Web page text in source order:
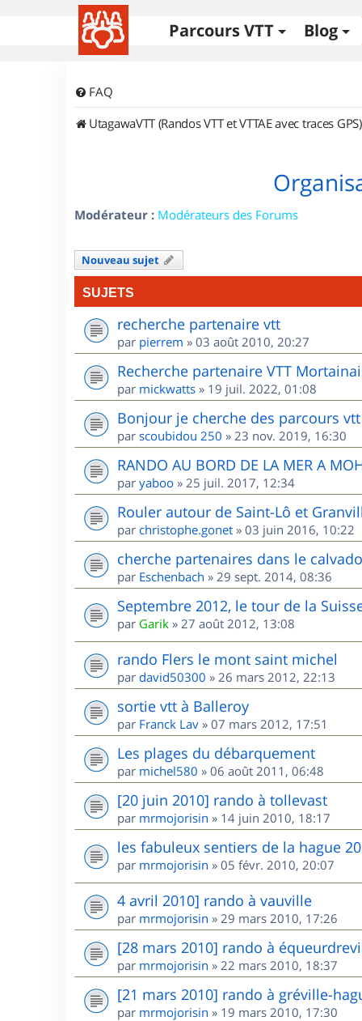
Parcours VTT Blog
FAQ
UtagawaVTT (Randos VTT et VTTAE avec traces GPS)
Modérateur : Modérateurs des Forums
Nouveau sujet
SUJETS
recherche partenaire vtt
par pierrem » 03 août 2010, 20:27
Recherche partenaire VTT
par mickwatts » 19 juil. 2022, 01:08
Bonjour je cherche des parcours
par scoubidou 250 » 23 nov. 2019, 16:30
RANDO AU BORD DE LA MER A
par yaboo » 25 juil. 2017, 12:34
Rouler autour de Saint-Lô et
par christophe.gonet » 03 juin 2016, 10:22
cherche partenaires dans le
par Eschenbach » 29 sept. 2014, 08:36
Septembre 2012, le tour de la
par Garik » 27 août 2012, 13:08
rando Flers le mont saint michel
par david50300 » 26 mars 2012, 22:13
sortie vtt à Balleroy
par Franck Lav » 07 mars 2012, 17:51
Les plages du débarquement
par michel580 » 06 août 2011, 06:48
[20 juin 2010] rando à tollevast
par mrmojorisin » 14 juin 2010, 18:17
les fabuleux sentiers de la hague
par mrmojorisin » 05 févr. 2010, 20:07
4 avril 2010] rando à vauville
par mrmojorisin » 29 mars 2010, 17:26
[28 mars 2010] rando à
par mrmojorisin » 22 mars 2010, 18:37
[21 mars 2010] rando à gréville-
par mrmojorisin » 19 mars 2010, 17:30